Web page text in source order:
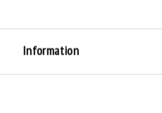
Information
av en erfaren instruktör. Du lär
samt hur utrustningen